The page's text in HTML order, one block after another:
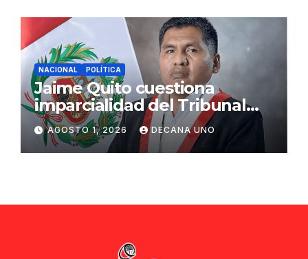
NACIONAL POLÍTICA
Jaime Quito cuestiona
imparcialidad del Tribunal
Constitucional tras liberación
de Ollanta Humala
AGOSTO 1, 2026 DECANA UNO